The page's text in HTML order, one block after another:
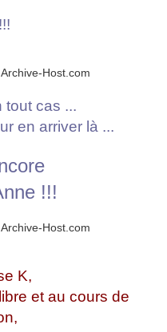
tout cas ...
en arriver là ...
!!!
K,
et au cours de